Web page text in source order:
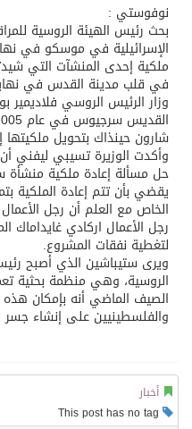
ثلة من الضابطات في
كسوة الكعبة تعتلي
نوفوستي :
بحث رئيس الهيئة الروسية
الإسرائيلية في موسكو في
ملكية إحدى المنشآت التي
في قلب مدينة القدس في نهاية القرن
وزار الرئيس الروسي
شارون حينذاك بتحويل ملكيتها
وأكدت الوزيرة تسيبي ليفني
حل مسألة إعادة ملكية
يقضي بأن تتم إعادة الملكية
الخاص مع العلم أن رجل
رجل الأعمال اركادي غايداماك
لتغطية نفقات المشروع.
ويرى ستيباشين الذي أصبح
الروسية، وهي منظمة بحثية
الصيف الماضي أنه بإمكان هذه
والفلسطينيين على إنشاء جسر
أخبار